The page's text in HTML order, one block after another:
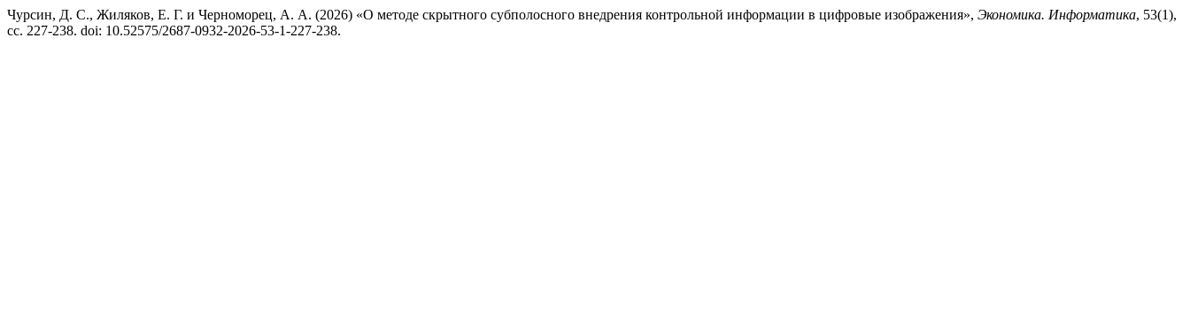
Чурсин, Д. С., Жиляков, Е. Г. и Черноморец, А. А. (2026) «О методе скрытного субполосного внедрения контрольной информации в цифровые изображения», Экономика. Информатика, 53(1),
сс. 227-238. doi: 10.52575/2687-0932-2026-53-1-227-238.